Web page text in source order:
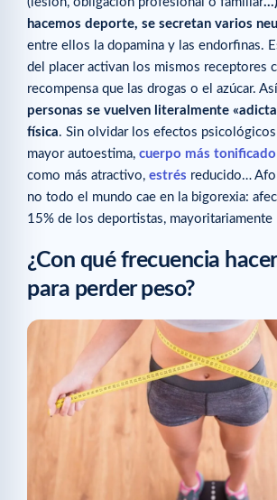
hacemos deporte, se secretan varios
entre ellos la dopamina y las endorfinas.
del placer activan los mismos receptores
recompensa que las drogas o el azúcar.
personas se vuelven literalmente
física. Sin olvidar los efectos
mayor autoestima, cuerpo más tonificado
como más atractivo, estrés reducido…
no todo el mundo cae en la bigorexia:
15% de los deportistas, mayoritariamente
¿Con qué frecuencia
para perder peso?